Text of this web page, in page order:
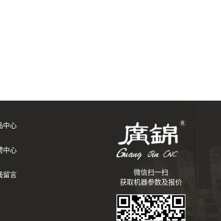
中心
中心
留言
微信扫一扫
获取机器参数及报价